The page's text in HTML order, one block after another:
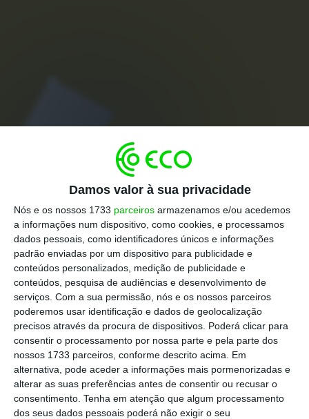
Damos valor à sua privacidade
Nós e os nossos 1733 parceiros armazenamos e/ou acedemos
a informações num dispositivo, como cookies, e processamos
dados pessoais, como identificadores únicos e informações
padrão enviadas por um dispositivo para publicidade e
conteúdos personalizados, medição de publicidade e
conteúdos, pesquisa de audiências e desenvolvimento de
serviços. Com a sua permissão, nós e os nossos parceiros
poderemos usar identificação e dados de geolocalização
precisos através da procura de dispositivos. Poderá clicar para
consentir o processamento por nossa parte e pela parte dos
nossos 1733 parceiros, conforme descrito acima. Em
alternativa, pode aceder a informações mais pormenorizadas e
alterar as suas preferências antes de consentir ou recusar o
consentimento. Tenha em atenção que algum processamento
dos seus dados pessoais poderá não exigir o seu